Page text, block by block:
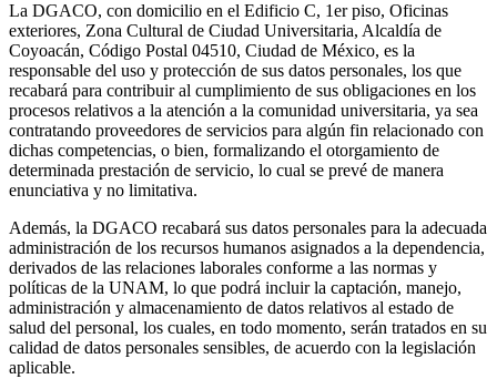
La DGACO, con domicilio en el Edificio C, 1er piso, Oficinas
exteriores, Zona Cultural de Ciudad Universitaria, Alcaldía de
Coyoacán, Código Postal 04510, Ciudad de México, es la
responsable del uso y protección de sus datos personales, los que
recabará para contribuir al cumplimiento de sus obligaciones en los
procesos relativos a la atención a la comunidad universitaria, ya sea
contratando proveedores de servicios para algún fin relacionado con
dichas competencias, o bien, formalizando el otorgamiento de
determinada prestación de servicio, lo cual se prevé de manera
enunciativa y no limitativa.
Además, la DGACO recabará sus datos personales para la adecuada
administración de los recursos humanos asignados a la dependencia,
derivados de las relaciones laborales conforme a las normas y
políticas de la UNAM, lo que podrá incluir la captación, manejo,
administración y almacenamiento de datos relativos al estado de
salud del personal, los cuales, en todo momento, serán tratados en su
calidad de datos personales sensibles, de acuerdo con la legislación
aplicable.